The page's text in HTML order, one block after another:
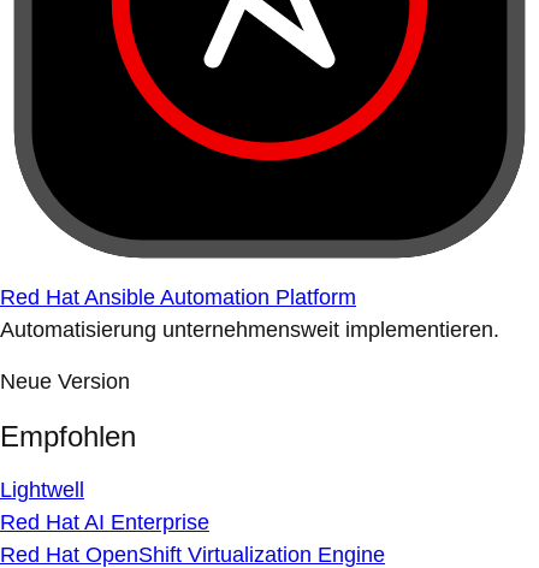
Red Hat Ansible Automation Platform
Automatisierung unternehmensweit implementieren.
Neue Version
Empfohlen
Lightwell
Red Hat AI Enterprise
Red Hat OpenShift Virtualization Engine